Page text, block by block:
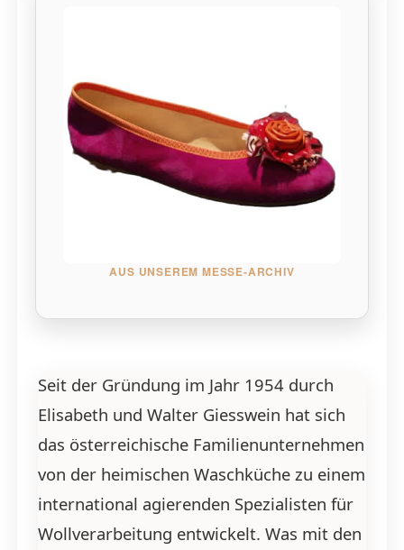
AUS UNSEREM MESSE-ARCHIV
Seit der Gründung im Jahr 1954 durch
Elisabeth und Walter Giesswein hat sich
das österreichische Familienunternehmen
von der heimischen Waschküche zu einem
international agierenden Spezialisten für
Wollverarbeitung entwickelt. Was mit den